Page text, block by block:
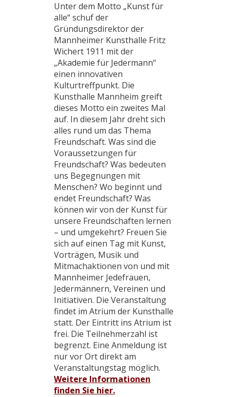
Unter dem Motto „Kunst für
alle“ schuf der
Gründungsdirektor der
Mannheimer Kunsthalle Fritz
Wichert 1911 mit der
„Akademie für Jedermann“
einen innovativen
Kulturtreffpunkt. Die
Kunsthalle Mannheim greift
dieses Motto ein zweites Mal
auf. In diesem Jahr dreht sich
alles rund um das Thema
Freundschaft. Was sind die
Voraussetzungen für
Freundschaft? Was bedeuten
uns Begegnungen mit
Menschen? Wo beginnt und
endet Freundschaft? Was
können wir von der Kunst für
unsere Freundschaften lernen
– und umgekehrt? Freuen Sie
sich auf einen Tag mit Kunst,
Vorträgen, Musik und
Mitmachaktionen von und mit
Mannheimer Jedefrauen,
Jedermännern, Vereinen und
Initiativen. Die Veranstaltung
findet im Atrium der Kunsthalle
statt. Der Eintritt ins Atrium ist
frei. Die Teilnehmerzahl ist
begrenzt. Eine Anmeldung ist
nur vor Ort direkt am
Veranstaltungstag möglich.
Weitere Informationen
finden Sie hier.